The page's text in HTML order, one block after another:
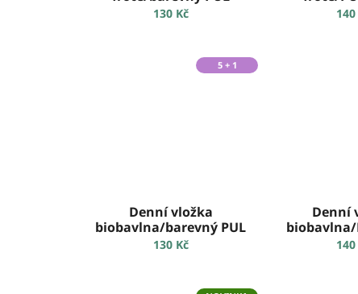
130 Kč
5 + 1
Denní vložka
biobavlna/barevný PUL
130 Kč
Denní